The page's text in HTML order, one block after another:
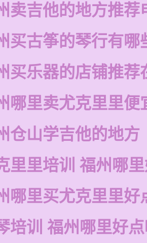
卖吉他的地方推荐
买古筝的琴行有哪
买乐器的店铺推荐
哪里卖尤克里里便
仓山学吉他的地方
里里培训 福州哪
哪里买尤克里里好
培训 福州哪里好